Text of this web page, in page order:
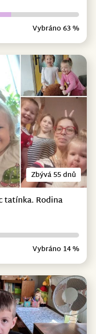
Vybráno 63 %
Zbývá 55 dnů
tatínka. Rodina
Vybráno 14 %